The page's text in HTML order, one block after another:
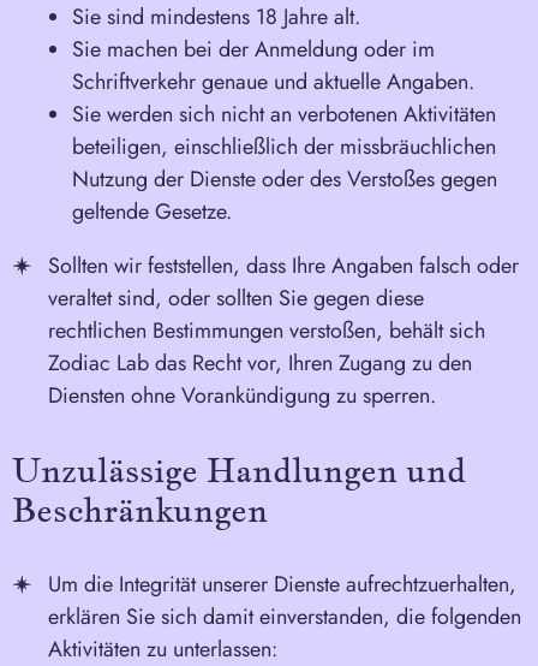
Sie sind mindestens 18 Jahre alt.
Sie machen bei der Anmeldung oder im
Schriftverkehr genaue und aktuelle Angaben.
Sie werden sich nicht an verbotenen Aktivitäten
beteiligen, einschließlich der missbräuchlichen
Nutzung der Dienste oder des Verstoßes gegen
geltende Gesetze.
Sollten wir feststellen, dass Ihre Angaben falsch oder
veraltet sind, oder sollten Sie gegen diese
rechtlichen Bestimmungen verstoßen, behält sich
Zodiac Lab das Recht vor, Ihren Zugang zu den
Diensten ohne Vorankündigung zu sperren.
Unzulässige Handlungen und
Beschränkungen
Um die Integrität unserer Dienste aufrechtzuerhalten,
erklären Sie sich damit einverstanden, die folgenden
Aktivitäten zu unterlassen: